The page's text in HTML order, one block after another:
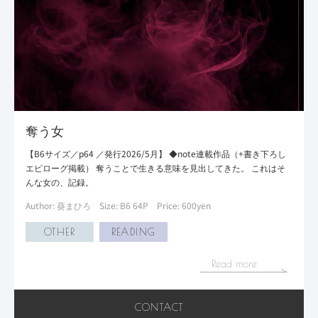
奪う女
【B6サイズ／p64 ／発行2026/5月】 ◆note連載作品（+書き下ろし
エピローグ掲載） 奪うことで生きる意味を見出してきた。 これはそ
んな女の、記録。
Author: 葵まひろ
Size: B6 64P Price: 600yen
OTHER READING
Read more
CONTACT